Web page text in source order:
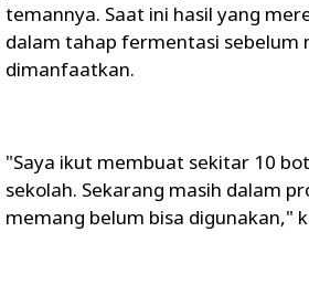
temannya. Saat ini hasil yang
dalam tahap fermentasi sebelum
dimanfaatkan.
"Saya ikut membuat sekitar 10
sekolah. Sekarang masih dalam
memang belum bisa digunakan,"